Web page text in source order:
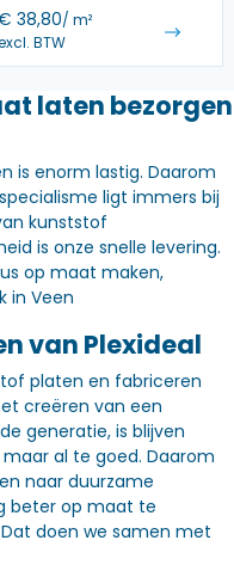
38,80/ m²
BTW
laten bezorgen
is enorm lastig. Daarom
ligt immers bij
kunststof
is onze snelle levering.
op maat maken,
in Veen
van Plexideal
platen en fabriceren
creëren van een
generatie, is blijven
al te goed. Daarom
naar duurzame
beter op maat te
doen we samen met